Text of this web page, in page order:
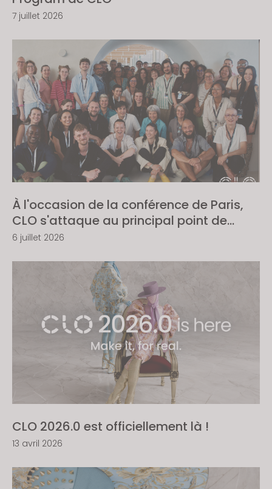
7 juillet 2026
À l'occasion de la conférence de Paris,
CLO s'attaque au principal point de
blocage dans l’industrie de la mode :
pour la fabrication.
6 juillet 2026
CLO 2026.0 est officiellement là !
13 avril 2026